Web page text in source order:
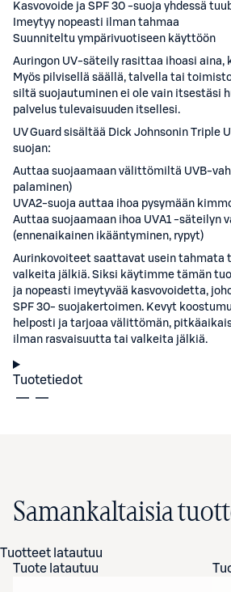
Kasvovoide ja SPF 30 -suoja yhdessä
Imeytyy nopeasti ilman tahmaa
Suunniteltu ympärivuotiseen käyttöön
Auringon UV-säteily rasittaa ihoasi aina,
Myös pilvisellä säällä, talvella tai
siltä suojautuminen ei ole vain itsestäsi
palvelus tulevaisuuden itsellesi.
UV Guard sisältää Dick Johnsonin Triple
suojan:
Auttaa suojaamaan välittömiltä UVB-
palaminen)
UVA2-suoja auttaa ihoa pysymään
Auttaa suojaamaan ihoa UVA1 -säteilyn
(ennenaikainen ikääntyminen, rypyt)
Aurinkovoiteet saattavat usein tahmata
valkeita jälkiä. Siksi käytimme tämän
ja nopeasti imeytyvää kasvovoidetta,
SPF 30- suojakertoimen. Kevyt
helposti ja tarjoaa välittömän,
ilman rasvaisuutta tai valkeita jälkiä.
Tuotetiedot
Samankaltaisia
Tuotteet latautuu
Tuote latautuu